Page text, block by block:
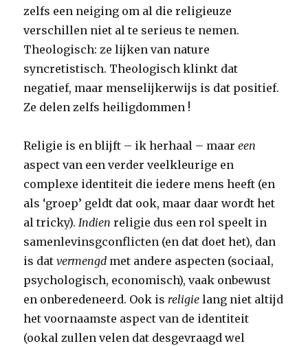
zelfs een neiging om al die religieuze
verschillen niet al te serieus te nemen.
Theologisch: ze lijken van nature
syncretistisch. Theologisch klinkt dat
negatief, maar menselijkerwijs is dat positief.
Ze delen zelfs heiligdommen !
Religie is en blijft – ik herhaal – maareen
aspect van een verder veelkleurige en
complexe identiteit die iedere mens heeft (en
als ‘groep’ geldt dat ook, maar daar wordt het
al tricky).Indienreligie dus een rol speelt in
samenlevinsgconflicten (en dat doet het), dan
is datvermengd met andere aspecten (sociaal,
psychologisch, economisch), vaak onbewust
en onberedeneerd. Ook isreligielang niet altijd
het voornaamste aspect van de identiteit
(ookal zullen velen dat desgevraagd wel